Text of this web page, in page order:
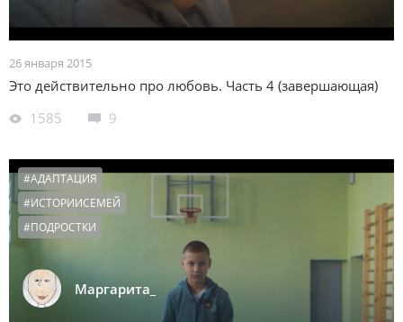
26 января 2015
Это действительно про любовь. Часть 4 (завершающая)
1585
9
Маргарита_
#АДАПТАЦИЯ
#ИСТОРИИСЕМЕЙ
#ПОДРОСТКИ